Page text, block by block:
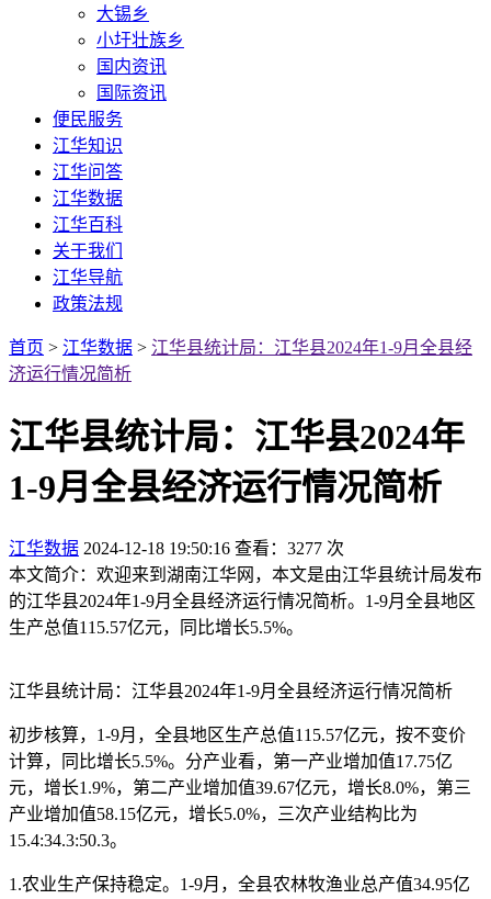
大锡乡
小圩壮族乡
国内资讯
国际资讯
便民服务
江华知识
江华问答
江华数据
江华百科
关于我们
江华导航
政策法规
首页 > 江华数据 > 江华县统计局：江华县2024年1-9月全县经
济运行情况简析
江华县统计局：江华县2024年
1-9月全县经济运行情况简析
江华数据 2024-12-18 19:50:16 查看：3277 次
本文简介：欢迎来到湖南江华网，本文是由江华县统计局发布
的江华县2024年1-9月全县经济运行情况简析。1-9月全县地区
生产总值115.57亿元，同比增长5.5%。
江华县统计局：江华县2024年1-9月全县经济运行情况简析
初步核算，1-9月，全县地区生产总值115.57亿元，按不变价
计算，同比增长5.5%。分产业看，第一产业增加值17.75亿
元，增长1.9%，第二产业增加值39.67亿元，增长8.0%，第三
产业增加值58.15亿元，增长5.0%，三次产业结构比为
15.4:34.3:50.3。
1.农业生产保持稳定。1-9月，全县农林牧渔业总产值34.95亿